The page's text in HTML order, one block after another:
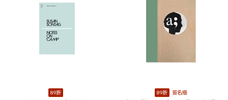
89折 89折 簽名版